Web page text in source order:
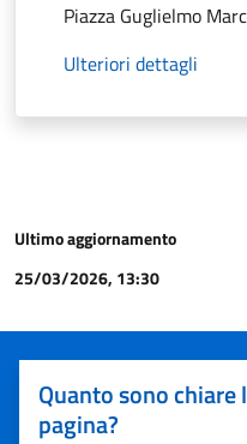
Piazza Guglielmo
Ulteriori dettagli
Ultimo aggiornamento
25/03/2026, 13:30
Quanto sono
pagina?